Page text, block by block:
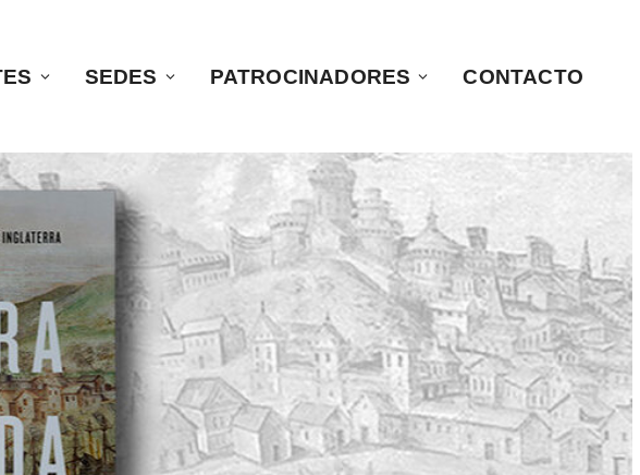
SEDES PATROCINADORES CONTACTO